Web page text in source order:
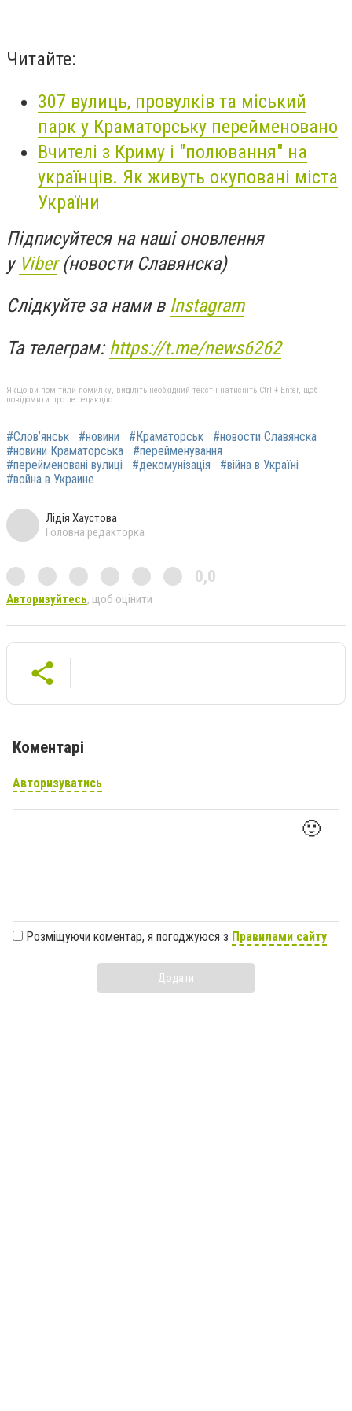
Читайте:
307 вулиць, провулків та міський
парк у Краматорську перейменовано
Вчителі з Криму і "полювання" на
українців. Як живуть окуповані міста
України
Підписуйтеся на наші оновлення
у Viber(новости Славянска)
Слідкуйте за нами в Instagram
Та телеграм:https://t.me/news6262
Якщо ви помітили помилку, виділіть необхідний текст і натисніть Ctrl + Enter, щоб
повідомити про це редакцію
#Слов’янськ #новини #Краматорськ
#новости Славянска
#новини Краматорська
#перейменування
#перейменовані вулиці
#декомунізація
#війна в Україні
#война в Украине
Лідія Хаустова
Головна редакторка
0,0
Авторизуйтесь, щоб оцінити
Коментарі
Авторизуватись
🙂
Розміщуючи коментар, я погоджуюся з Правилами сайту
Додати